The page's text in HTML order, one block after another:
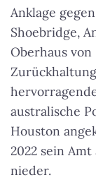
Anklage
Shoebridge,
Oberhaus
australische
Houston
2022 sein
nieder.